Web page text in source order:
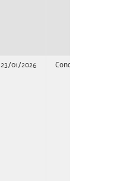
23/01/2026 Concurso